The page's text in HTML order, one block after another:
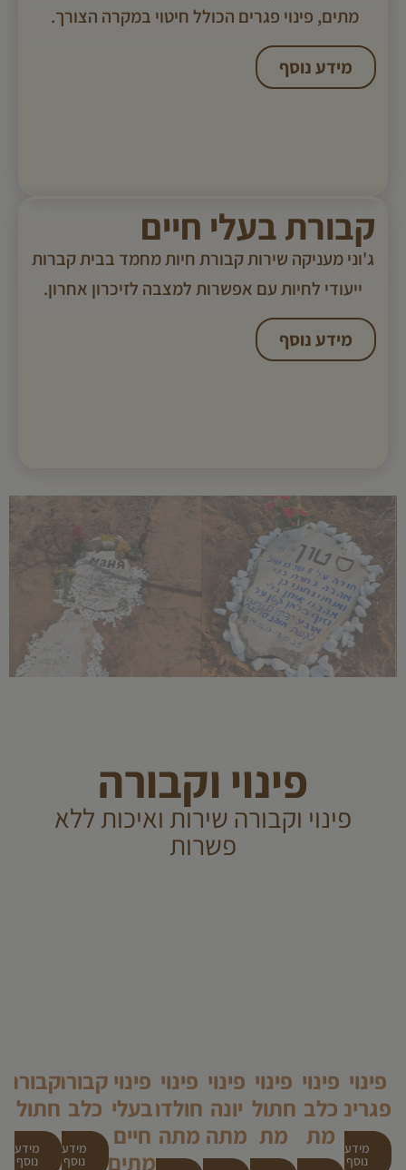
מתים, פינוי פגרים הכולל חיטוי במקרה הצורך. ​
מידע נוסף
קבורת בעלי חיים
ג'וני מעניקה שירות קבורת חיות מחמד בבית קברות
ייעודי לחיות עם אפשרות למצבה לזיכרון אחרון.
מידע נוסף
פינוי וקבורה
פינוי וקבורה שירות ואיכות ללא
פשרות
פינוי
פגרים
מידע
נוסף
פינוי
כלב
מת
פינוי
חתול
מת
פינוי
יונה
מתה
פינוי
חולדה
מתה
פינוי
בעלי
חיים
מתים
קבורת
כלב
מידע
נוסף
קבורת
חתול
מידע
נוסף